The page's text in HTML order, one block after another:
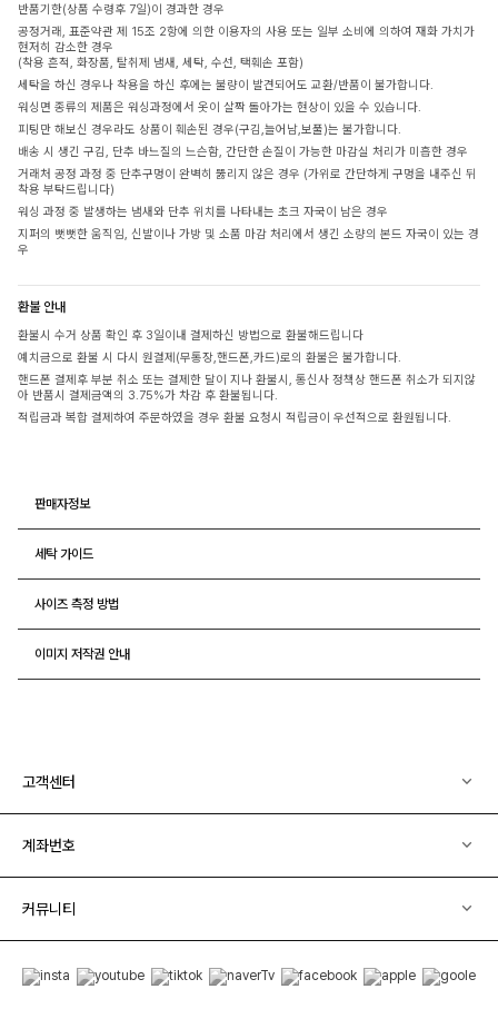
반품기한(상품 수령후 7일)이 경과한 경우
공정거래, 표준약관 제 15조 2항에 의한 이용자의 사용 또는 일부 소비에 의하여 재화 가치가
현저히 감소한 경우
(착용 흔적, 화장품, 탈취제 냄새, 세탁, 수선, 택훼손 포함)
세탁을 하신 경우나 착용을 하신 후에는 불량이 발견되어도 교환/반품이 불가합니다.
워싱면 종류의 제품은 워싱과정에서 옷이 살짝 돌아가는 현상이 있을 수 있습니다.
피팅만 해보신 경우라도 상품이 훼손된 경우(구김,늘어남,보풀)는 불가합니다.
배송 시 생긴 구김, 단추 바느질의 느슨함, 간단한 손질이 가능한 마감실 처리가 미흡한 경우
거래처 공정 과정 중 단추구멍이 완벽히 뚫리지 않은 경우 (가위로 간단하게 구멍을 내주신 뒤
착용 부탁드립니다)
워싱 과정 중 발생하는 냄새와 단추 위치를 나타내는 초크 자국이 남은 경우
지퍼의 뻣뻣한 움직임, 신발이나 가방 및 소품 마감 처리에서 생긴 소량의 본드 자국이 있는 경
우
환불 안내
환불시 수거 상품 확인 후 3일이내 결제하신 방법으로 환불해드립니다
예치금으로 환불 시 다시 원결제(무통장,핸드폰,카드)로의 환불은 불가합니다.
핸드폰 결제후 부분 취소 또는 결제한 달이 지나 환불시, 통신사 정책상 핸드폰 취소가 되지않
아 반품시 결제금액의 3.75%가 차감 후 환불됩니다.
적립금과 복합 결제하여 주문하였을 경우 환불 요청시 적립금이 우선적으로 환원됩니다.
판매자정보
세탁 가이드
사이즈 측정 방법
이미지 저작권 안내
고객센터
계좌번호
커뮤니티